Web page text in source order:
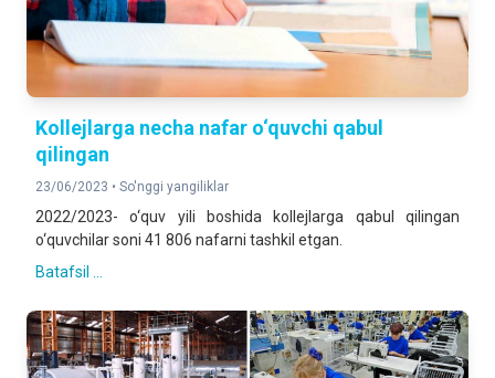
Kollejlarga necha nafar o‘quvchi qabul
qilingan
23/06/2023 • So'nggi yangiliklar
2022/2023- o‘quv yili boshida kollejlarga qabul qilingan
o‘quvchilar soni 41 806 nafarni tashkil etgan.
Batafsil ...